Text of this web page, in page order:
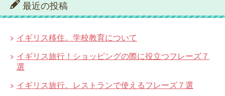
最近の投稿
イギリス移住。学校教育について
イギリス旅行！ショッピングの際に役立つフレーズ７
選
イギリス旅行。レストランで使えるフレーズ７選